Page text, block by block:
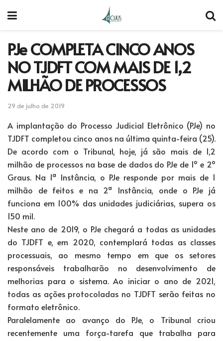
PJe COMPLETA CINCO ANOS
NO TJDFT COM MAIS DE 1,2
MILHÃO DE PROCESSOS
29 de julho de 2019
A implantação do Processo Judicial Eletrônico (PJe) no
TJDFT completou cinco anos na última quinta-feira (25).
De acordo com o Tribunal, hoje, já são mais de 1,2
milhão de processos na base de dados do PJe de 1º e 2º
Graus. Na 1ª Instância, o PJe responde por mais de 1
milhão de feitos e na 2ª Instância, onde o PJe já
funciona em 100% das unidades judiciárias, supera os
150 mil.
Neste ano de 2019, o PJe chegará a todas as unidades
do TJDFT e, em 2020, contemplará todas as classes
processuais, ao mesmo tempo em que os setores
responsáveis trabalharão no desenvolvimento de
melhorias para o sistema. Ao iniciar o ano de 2021,
todas as ações protocoladas no TJDFT serão feitas no
formato eletrônico.
Paralelamente ao avanço do PJe, o Tribunal criou
recentemente uma força-tarefa que trabalha para